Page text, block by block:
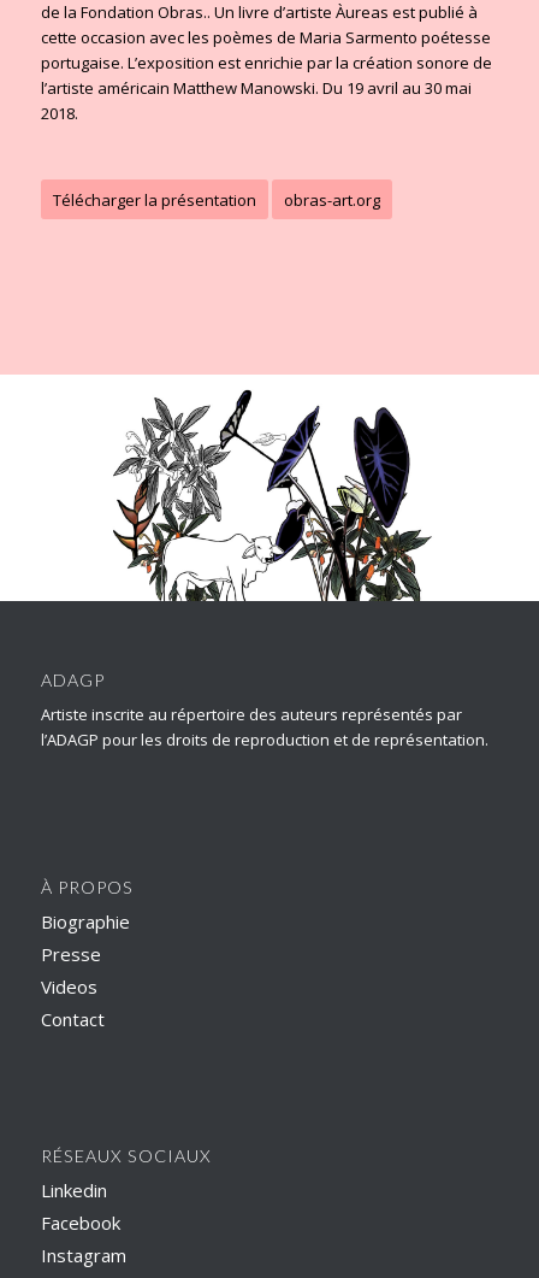
de la Fondation Obras.. Un livre d’artiste Àureas est publié à
cette occasion avec les poèmes de Maria Sarmento poétesse
portugaise. L’exposition est enrichie par la création sonore de
l’artiste américain Matthew Manowski. Du 19 avril au 30 mai
2018.
Télécharger la présentation obras-art.org
ADAGP
Artiste inscrite au répertoire des auteurs représentés par
l’ADAGP pour les droits de reproduction et de représentation.
À PROPOS
Biographie
Presse
Videos
Contact
RÉSEAUX SOCIAUX
Linkedin
Facebook
Instagram